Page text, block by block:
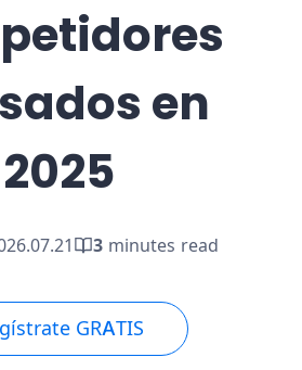
en
2025
3 minutes read
GRATIS